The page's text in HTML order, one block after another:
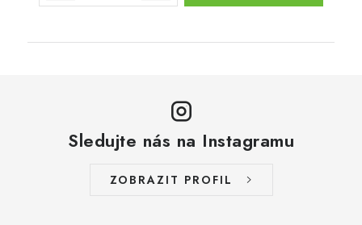
Sledujte nás na Instagramu
ZOBRAZIT PROFIL